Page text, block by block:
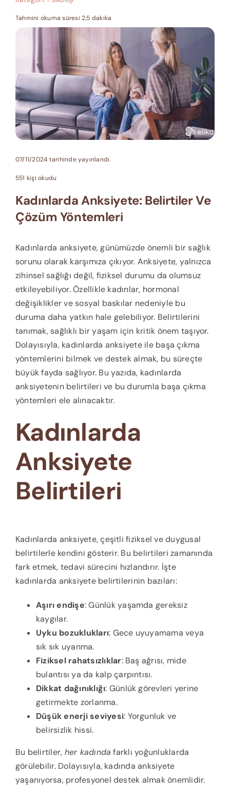
Tahmini okuma süresi 2,5 dakika
07/11/2024 tarihinde yayınlandı.
551 kişi okudu
Kadınlarda Anksiyete: Belirtiler Ve
Çözüm Yöntemleri
Kadınlarda anksiyete, günümüzde önemli bir sağlık
sorunu olarak karşımıza çıkıyor. Anksiyete, yalnızca
zihinsel sağlığı değil, fiziksel durumu da olumsuz
etkileyebiliyor. Özellikle kadınlar, hormonal
değişiklikler ve sosyal baskılar nedeniyle bu
duruma daha yatkın hale gelebiliyor. Belirtilerini
tanımak, sağlıklı bir yaşam için kritik önem taşıyor.
Dolayısıyla, kadınlarda anksiyete ile başa çıkma
yöntemlerini bilmek ve destek almak, bu süreçte
büyük fayda sağlıyor. Bu yazıda, kadınlarda
anksiyetenin belirtileri ve bu durumla başa çıkma
yöntemleri ele alınacaktır.
Kadınlarda
Anksiyete
Belirtileri
Kadınlarda anksiyete, çeşitli fiziksel ve duygusal
belirtilerle kendini gösterir. Bu belirtileri zamanında
fark etmek, tedavi sürecini hızlandırır. İşte
kadınlarda anksiyete belirtilerinin bazıları:
Aşırı endişe: Günlük yaşamda gereksiz
kaygılar.
Uyku bozuklukları: Gece uyuyamama veya
sık sık uyanma.
Fiziksel rahatsızlıklar: Baş ağrısı, mide
bulantısı ya da kalp çarpıntısı.
Dikkat dağınıklığı: Günlük görevleri yerine
getirmekte zorlanma.
Düşük enerji seviyesi: Yorgunluk ve
belirsizlik hissi.
Bu belirtiler, her kadında farklı yoğunluklarda
görülebilir. Dolayısıyla, kadında anksiyete
yaşanıyorsa, profesyonel destek almak önemlidir.